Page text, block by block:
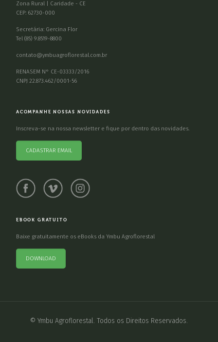
Zona Rural | Caridade - CE
CEP: 62730-000
Secretária: Gercina Flor
Tel (85) 9.8519-8800
contato@ymbuagroflorestal.com.br
RENASEM N° CE-03333/2016
CNPJ 22.873.462/0001-56
ACOMPANHE NOSSAS NOVIDADES
Inscreva-se na nossa newsletter e fique por dentro das novidades.
CADASTRAR EMAIL
EBOOK GRATUITO
Baixe gratuitamente os eBooks da Ymbu Agroflorestal
DOWNLOAD
© Ymbu Agroflorestal. Todos os Direitos Reservados.